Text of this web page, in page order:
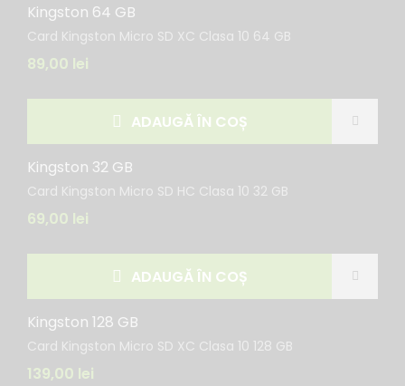
Kingston 64 GB
Card Kingston Micro SD XC Clasa 10 64 GB
89,00 lei
ADAUGĂ ÎN COȘ
Kingston 32 GB
Card Kingston Micro SD HC Clasa 10 32 GB
69,00 lei
ADAUGĂ ÎN COȘ
Kingston 128 GB
Card Kingston Micro SD XC Clasa 10 128 GB
139,00 lei